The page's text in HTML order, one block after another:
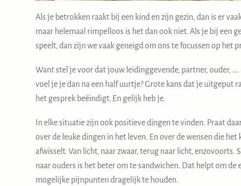
Als je betrokken raakt bij een kind en zijn gezin, dan is er
maar helemaal rimpelloos is het dan ook niet. Als je bij een
speelt, dan zijn we vaak geneigd om ons te focussen op het
Want stel je voor dat jouw leidinggevende, partner, ouder,
voel je je dan na een half uurtje? Grote kans dat je
het gesprek beëindigt. En gelijk heb je.
In elke situatie zijn ook positieve dingen te vinden. Praat
over de leuke dingen in het leven. En over de wensen die
afwisselt. Van licht, naar zwaar, terug naar licht,
naar ouders is het beter om te sandwichen. Dat helpt om
mogelijke pijnpunten dragelijk te houden.